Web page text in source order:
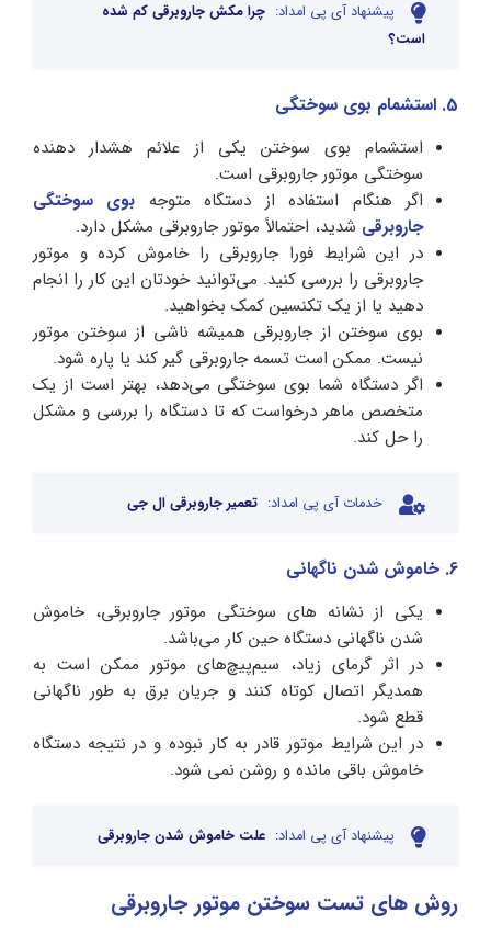
پیشنهاد آی پی امداد: چرا مکش جاروبرقی کم شده
است؟
5. استشمام بوی سوختگی
استشمام بوی سوختن یکی از علائم هشدار دهنده
سوختگی موتور جاروبرقی است.
اگر هنگام استفاده از دستگاه متوجه بوی سوختگی
جاروبرقی شدید، احتمالاً موتور جاروبرقی مشکل دارد.
در این شرایط فورا جاروبرقی را خاموش کرده و موتور
جاروبرقی را بررسی کنید. می‌توانید خودتان این کار را انجام
دهید یا از یک تکنسین کمک بخواهید.
بوی سوختن از جاروبرقی همیشه ناشی از سوختن موتور
نیست. ممکن است تسمه جاروبرقی گیر کند یا پاره شود.
اگر دستگاه شما بوی سوختگی می‌دهد، بهتر است از یک
متخصص ماهر درخواست که تا دستگاه را بررسی و مشکل
را حل کند.
خدمات آی پی امداد: تعمیر جاروبرقی ال جی
6. خاموش شدن ناگهانی
یکی از نشانه های سوختگی موتور جاروبرقی، خاموش
شدن ناگهانی دستگاه حین کار می‌باشد.
در اثر گرمای زیاد، سیم‌پیچ‌های موتور ممکن است به
همدیگر اتصال کوتاه کنند و جریان برق به طور ناگهانی
قطع شود.
در این شرایط موتور قادر به کار نبوده و در نتیجه دستگاه
خاموش باقی مانده و روشن نمی شود.
پیشنهاد آی پی امداد: علت خاموش شدن جاروبرقی
روش های تست سوختن موتور جاروبرقی